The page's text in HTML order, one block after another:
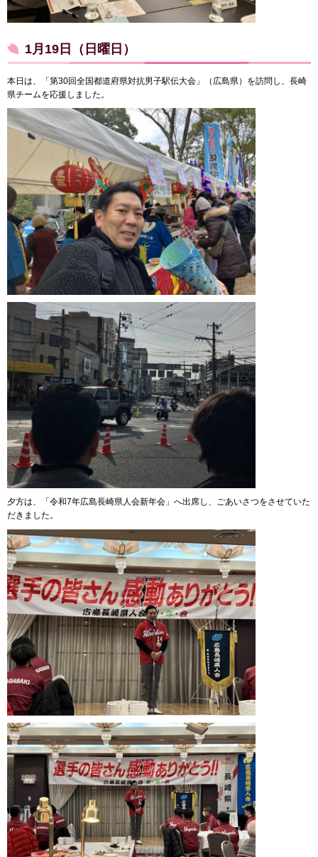
1月19日（日曜日）
本日は、「第30回全国都道府県対抗男子駅伝大会」（広島県）を訪問し、長崎
県チームを応援しました。
夕方は、「令和7年広島長崎県人会新年会」へ出席し、ごあいさつをさせていた
だきました。